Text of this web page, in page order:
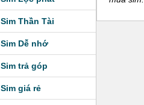
Sim Thần Tài
Sim Dễ nhớ
Sim trả góp
Sim giá rẻ